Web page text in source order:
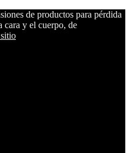
de productos para pérdida
cara y el cuerpo, de